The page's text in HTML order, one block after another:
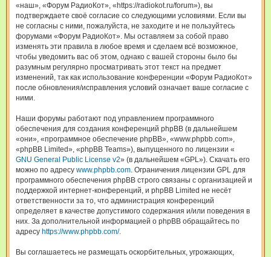
«наш», «Форум РадиоКот», «https://radiokot.ru/forum»), вы
подтверждаете своё согласие со следующими условиями. Если вы
не согласны с ними, пожалуйста, не заходите и не пользуйтесь
форумами «Форум РадиоКот». Мы оставляем за собой право
изменять эти правила в любое время и сделаем всё возможное,
чтобы уведомить вас об этом, однако с вашей стороны было бы
разумным регулярно просматривать этот текст на предмет
изменений, так как использование конференции «Форум РадиоКот»
после обновления/исправления условий означает ваше согласие с
ними.
Наши форумы работают под управлением программного
обеспечения для создания конференций phpBB (в дальнейшем
«они», «программное обеспечение phpBB», «www.phpbb.com»,
«phpBB Limited», «phpBB Teams»), выпущенного по лицензии «
GNU General Public License v2» (в дальнейшем «GPL»). Скачать его
можно по адресу www.phpbb.com. Ограничения лицензии GPL для
программного обеспечения phpBB строго связаны с организацией и
поддержкой интернет-конференций, и phpBB Limited не несёт
ответственности за то, что администрация конференций
определяет в качестве допустимого содержания и/или поведения в
них. За дополнительной информацией о phpBB обращайтесь по
адресу https://www.phpbb.com/.
Вы соглашаетесь не размещать оскорбительных, угрожающих,